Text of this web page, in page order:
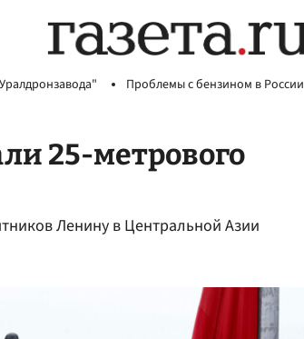
Проблемы с бензином в России
25-метрового
Ленину в Центральной Азии